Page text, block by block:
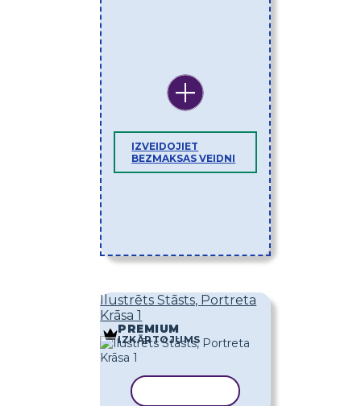
IZVEIDOJIET
BEZMAKSAS VEIDNI
Ilustrēts Stāsts, Portreta
Krāsa 1
PREMIUM
IZKĀRTOJUMS